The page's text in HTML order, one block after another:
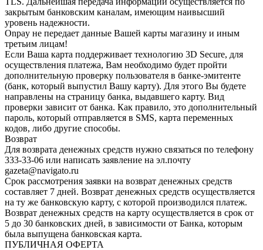
закрытым банковским каналам, имеющим наивысший
уровень надежности.
Onpay не передает данные Вашей карты магазину и иным
третьим лицам!
Если Ваша карта поддерживает технологию 3D Secure, для
осуществления платежа, Вам необходимо будет пройти
дополнительную проверку пользователя в банке-эмитенте
(банк, который выпустил Вашу карту). Для этого Вы будете
направлены на страницу банка, выдавшего карту. Вид
проверки зависит от банка. Как правило, это дополнительный
пароль, который отправляется в SMS, карта переменных
кодов, либо другие способы.
Возврат
Для возврата денежных средств нужно связаться по телефону
333-33-06 или написать заявление на эл.почту
gazeta@navigato.ru
Срок рассмотрения заявки на возврат денежных средств
составляет 7 дней. Возврат денежных средств осуществляется
на ту же банковскую карту, с которой производился платеж.
Возврат денежных средств на карту осуществляется в срок от
5 до 30 банковских дней, в зависимости от Банка, которым
была выпущена банковская карта.
ПУБЛИЧНАЯ ОФЕРТА